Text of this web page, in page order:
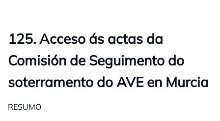
125. Acceso ás actas da
Comisión de Seguimento do
soterramento do AVE en Murcia
RESUMO